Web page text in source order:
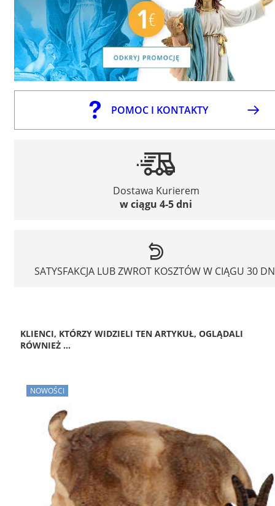
POMOC I KONTAKTY
Dostawa Kurierem
w ciągu 4-5 dni
SATYSFAKCJA LUB ZWROT KOSZTÓW W CIĄGU 30
KLIENCI, KTÓRZY WIDZIELI TEN ARTYKUŁ, OGLĄDALI
RÓWNIEŻ ...
NOWOŚCI